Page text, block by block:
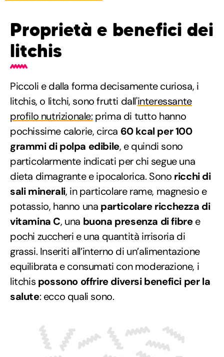
Proprietà e benefici dei
litchis
Piccoli e dalla forma decisamente curiosa, i
litchis, o litchi, sono frutti dall'interessante
profilo nutrizionale: prima di tutto hanno
pochissime calorie, circa 60 kcal per 100
grammi di polpa edibile, e quindi sono
particolarmente indicati per chi segue una
dieta dimagrante e ipocalorica. Sono ricchi di
sali minerali, in particolare rame, magnesio e
potassio, hanno una particolare ricchezza di
vitamina C, una buona presenza di fibree
pochi zuccheri e una quantità irrisoria di
grassi. Inseriti all’interno di un’alimentazione
equilibrata e consumati con moderazione, i
litchis possono offrire diversi benefici per la
salute: ecco quali sono.